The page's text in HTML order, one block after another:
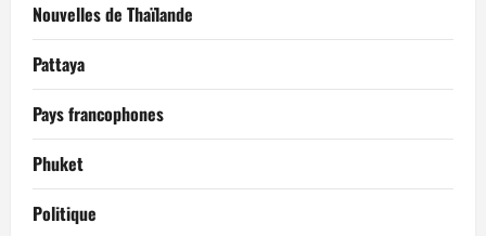
Nouvelles de Thaïlande
Pattaya
Pays francophones
Phuket
Politique